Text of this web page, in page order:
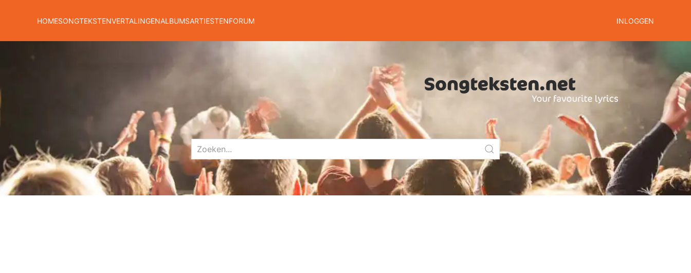
HOMESONGTEKSTENVERTALINGENALBUMSARTIESTENFORUM INLOGGEN